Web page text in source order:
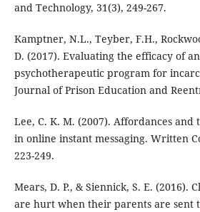
and Technology, 31(3), 249-267.
Kamptner, N.L., Teyber, F.H.,
D. (2017). Evaluating the efficacy of
psychotherapeutic program for
Journal of Prison Education and
Lee, C. K. M. (2007). Affordances
in online instant messaging. Written
223-249.
Mears, D. P., & Siennick, S. E. (2016).
are hurt when their parents are sent